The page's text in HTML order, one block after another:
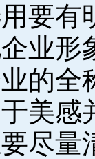
要
业
的全
美感
尽量